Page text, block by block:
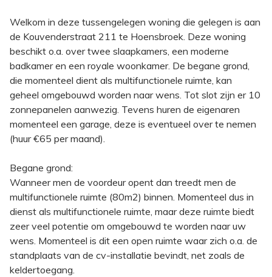
Welkom in deze tussengelegen woning die gelegen is aan
de Kouvenderstraat 211 te Hoensbroek. Deze woning
beschikt o.a. over twee slaapkamers, een moderne
badkamer en een royale woonkamer. De begane grond,
die momenteel dient als multifunctionele ruimte, kan
geheel omgebouwd worden naar wens. Tot slot zijn er 10
zonnepanelen aanwezig. Tevens huren de eigenaren
momenteel een garage, deze is eventueel over te nemen
(huur €65 per maand).
Begane grond:
Wanneer men de voordeur opent dan treedt men de
multifunctionele ruimte (80m2) binnen. Momenteel dus in
dienst als multifunctionele ruimte, maar deze ruimte biedt
zeer veel potentie om omgebouwd te worden naar uw
wens. Momenteel is dit een open ruimte waar zich o.a. de
standplaats van de cv-installatie bevindt, net zoals de
keldertoegang.